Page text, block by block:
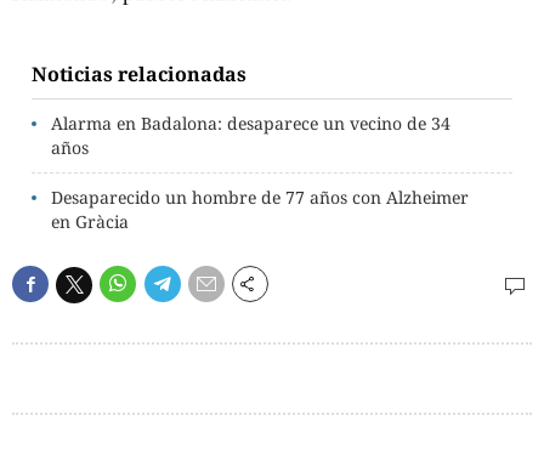
Noticias relacionadas
Alarma en Badalona: desaparece un vecino de 34
años
Desaparecido un hombre de 77 años con Alzheimer
en Gràcia